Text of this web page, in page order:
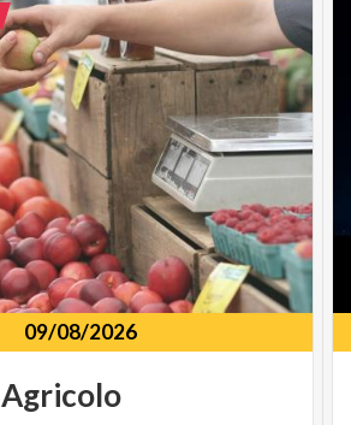
09/08/2026
Agricolo